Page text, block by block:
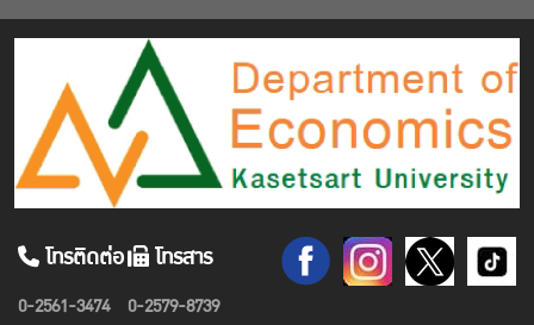
โทรติดต่อ
0-2561-3474
โทรสาร
0-2579-8739